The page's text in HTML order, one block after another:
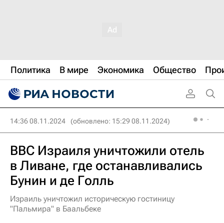
Политика В мире Экономика Общество
14:36 08.11.2024 (обновлено: 15:29 08.11.2024)
ВВС Израиля уничтожили отель
в Ливане, где останавливались
Бунин и де Голль
Израиль уничтожил историческую гостиницу
"Пальмира" в Баальбеке